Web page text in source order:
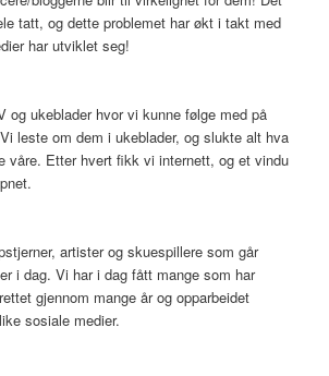
tatt, og dette problemet har økt i takt med
har utviklet seg!
og ukeblader hvor vi kunne følge med på
leste om dem i ukeblader, og slukte alt hva
våre. Etter hvert fikk vi internett, og et vindu
artister og skuespillere som går
i dag. Vi har i dag fått mange som har
gjennom mange år og opparbeidet
sosiale medier.